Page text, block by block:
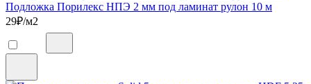
Подложка Порилекс НПЭ 2 мм под ламинат рулон 10 м
29₽/м2